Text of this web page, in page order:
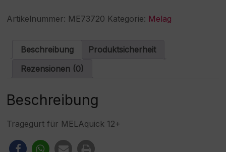
12+
Menge
e
r
t
Artikelnummer: ME73720 Kategorie: Melag
Beschreibung
Produktsicherheit
Rezensionen (0)
Beschreibung
Tragegurt für MELAquick 12+